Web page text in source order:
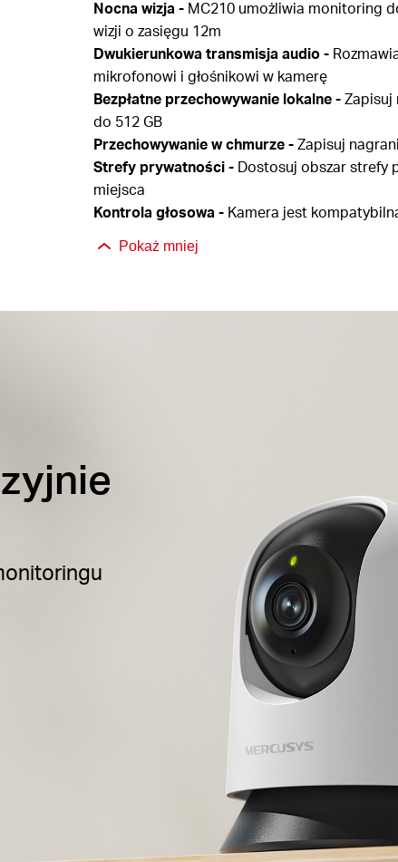
Nocna wizja -MC210 umożliwia monitoring
wizji o zasięgu 12m
Dwukierunkowa transmisja audio -
mikrofonowi i głośnikowi w kamerę
Bezpłatne przechowywanie lokalne -Zapisuj
do 512 GB
Przechowywanie w chmurze -Zapisuj
Strefy prywatności -Dostosuj obszar strefy
miejsca
Kontrola głosowa -Kamera jest
Pokaż mniej